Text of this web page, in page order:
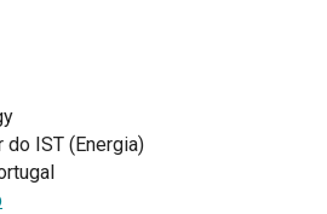
IST (Energia)